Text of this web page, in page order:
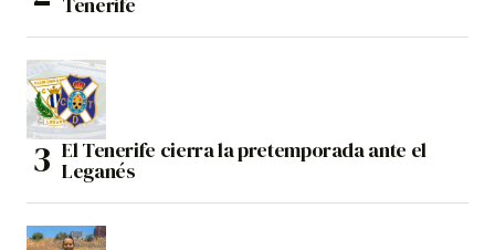
El Tenerife cierra la pretemporada ante el
Leganés